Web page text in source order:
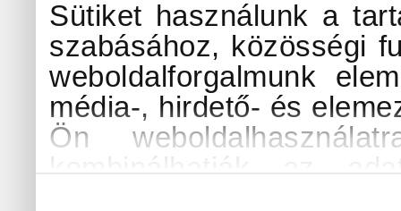
Sütiket használunk a
szabásához, közösségi
weboldalforgalmunk
média-, hirdető- és
Ön
kombinálhatják az